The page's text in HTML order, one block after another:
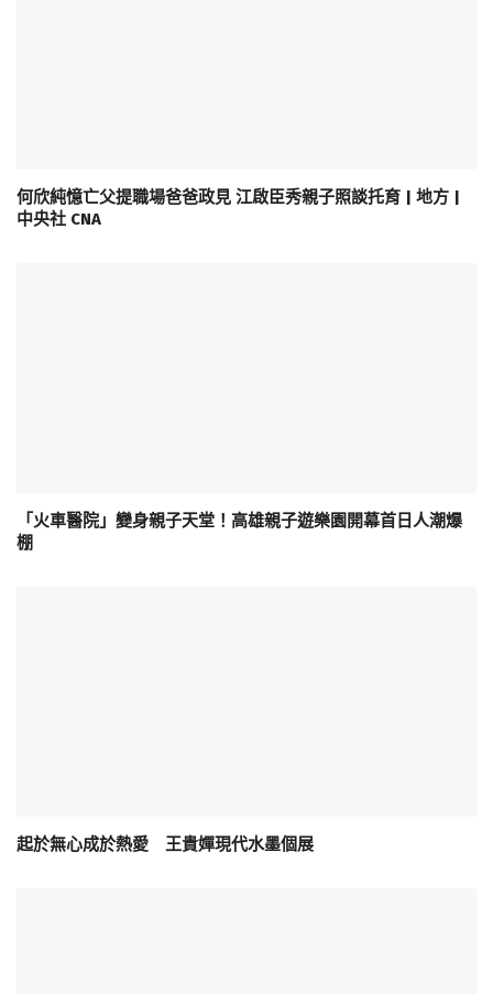
何欣純憶亡父提職場爸爸政見 江啟臣秀親子照談托育 | 地方 |
中央社 CNA
「火車醫院」變身親子天堂！高雄親子遊樂園開幕首日人潮爆
棚
起於無心成於熱愛 王貴嬋現代水墨個展